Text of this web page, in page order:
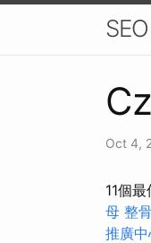
Oct 4,
11個
母 整骨
推廣